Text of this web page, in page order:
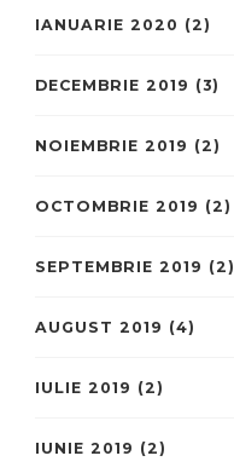
IANUARIE 2020 (2)
DECEMBRIE 2019 (3)
NOIEMBRIE 2019 (2)
OCTOMBRIE 2019 (2)
SEPTEMBRIE 2019 (2)
AUGUST 2019 (4)
IULIE 2019 (2)
IUNIE 2019 (2)